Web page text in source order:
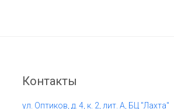
Контакты
ул. Оптиков, д. 4, к. 2, лит. А, БЦ "Лахта"